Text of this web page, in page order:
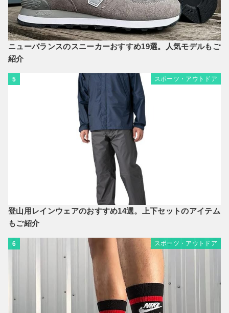
ニューバランスのスニーカーおすすめ19選。人気モデルもご
紹介
5 スポーツ・アウトドア
登山用レインウェアのおすすめ14選。上下セットのアイテム
もご紹介
6 スポーツ・アウトドア